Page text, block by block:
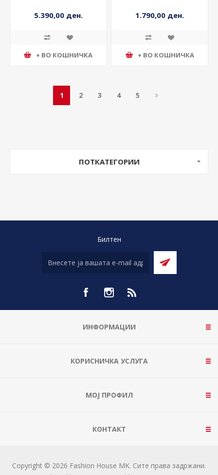
5.390,00 ден.
+ ВО КОШНИЧКА
1.790,00 ден.
+ ВО КОШНИЧКА
1 2 3 4 5
ПОТКАТЕГОРИИ
Билтен
ИНФОРМАЦИИ
КОРИСНИЧКА УСЛУГА
МОЈ ПРОФИЛ
КОНТАКТ
Copyright © 2026 Fashion House MK. Сите права задржани.